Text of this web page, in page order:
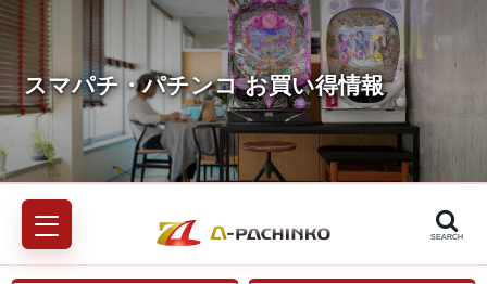
SEARCH